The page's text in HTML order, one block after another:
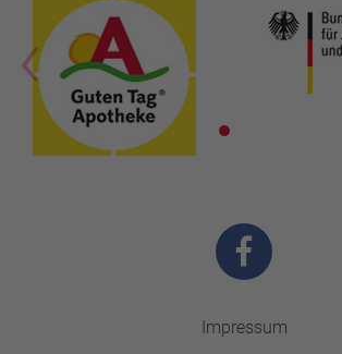
Impressum